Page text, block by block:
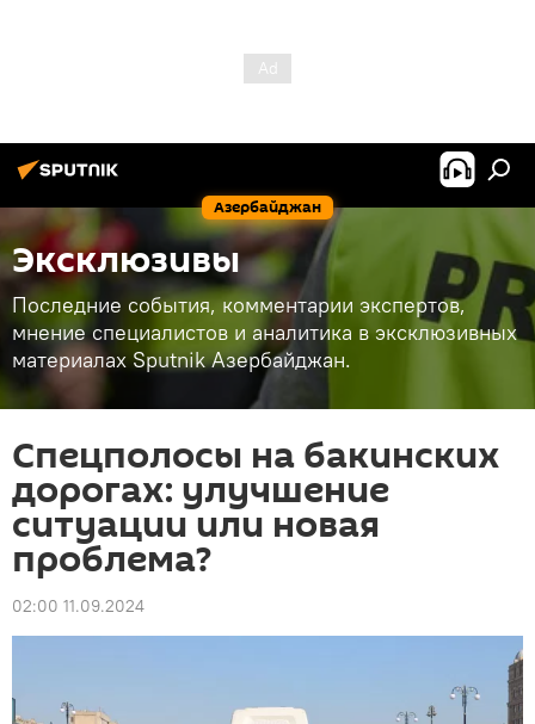
Азербайджан
Эксклюзивы
Последние события, комментарии экспертов,
мнение специалистов и аналитика в эксклюзивных
материалах Sputnik Азербайджан.
Спецполосы на бакинских
дорогах: улучшение
ситуации или новая
проблема?
02:00 11.09.2024